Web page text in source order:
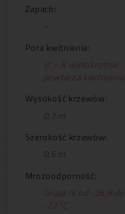
Zapach:
+
Pora kwitnienia:
VI – X wielokrotnie
powtarza kwitnienie
Wysokość krzewów:
0,7 m
Szerokość krzewów:
0,5 m
Mrozoodporność:
Grupa IV od -26,8 do
-22°C